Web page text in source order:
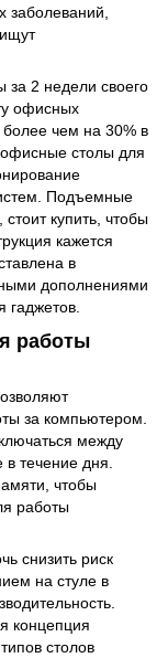
заболеваний,
за 2 недели своего
офисных
более чем на 30% в
офисные столы для
Подъемные
купить, чтобы
кажется
в
дополнениями
гаджетов.
работы
за компьютером.
между
течение дня.
чтобы
работы
снизить риск
на стуле в
концепция
столов